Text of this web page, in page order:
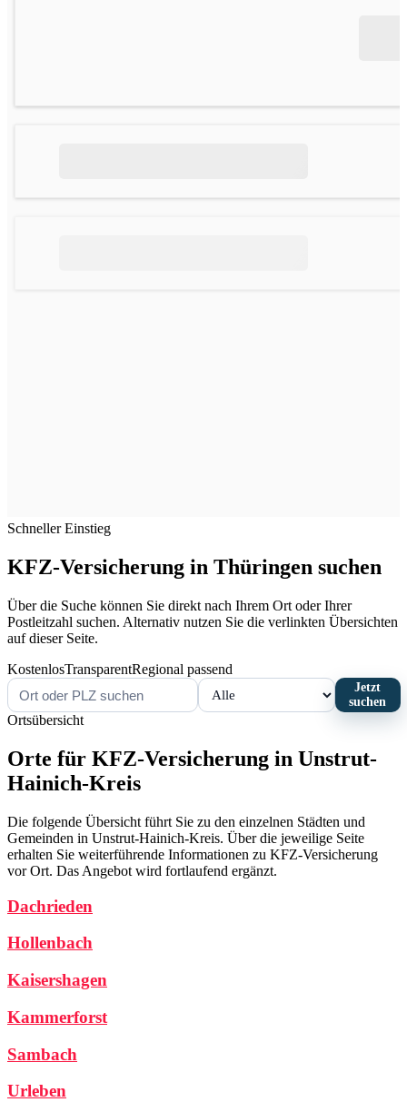
Schneller Einstieg
KFZ-Versicherung in Thüringen suchen
Über die Suche können Sie direkt nach Ihrem Ort oder Ihrer
Postleitzahl suchen. Alternativ nutzen Sie die verlinkten Übersichten
auf dieser Seite.
KostenlosTransparentRegional passend
Jetzt
suchen
Ortsübersicht
Orte für KFZ-Versicherung in Unstrut-
Hainich-Kreis
Die folgende Übersicht führt Sie zu den einzelnen Städten und
Gemeinden in Unstrut-Hainich-Kreis. Über die jeweilige Seite
erhalten Sie weiterführende Informationen zu KFZ-Versicherung
vor Ort. Das Angebot wird fortlaufend ergänzt.
Dachrieden
Hollenbach
Kaisershagen
Kammerforst
Sambach
Urleben